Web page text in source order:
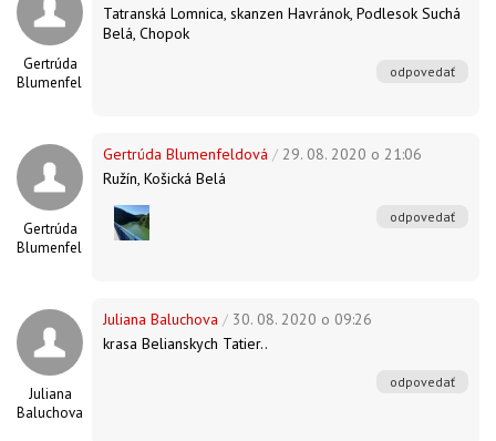
Gertrúda
Blumenfeldová
Tatranská Lomnica, skanzen Havránok, Podlesok Suchá
Belá, Chopok
odpovedať
Gertrúda
Blumenfeldová
Gertrúda Blumenfeldová / 29. 08. 2020 o 21:06
Ružín, Košická Belá
odpovedať
Juliana
Baluchova
Juliana Baluchova / 30. 08. 2020 o 09:26
krasa Belianskych Tatier..
odpovedať